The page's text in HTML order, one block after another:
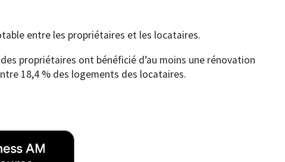
entre les propriétaires et les locataires.
propriétaires ont bénéficié d’au moins une rénovation
18,4 % des logements des locataires.